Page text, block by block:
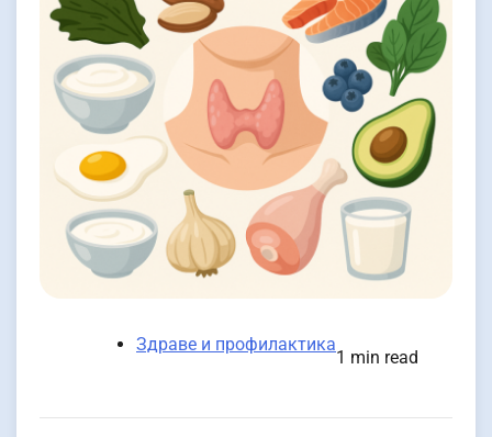
Здраве и профилактика
1 min read